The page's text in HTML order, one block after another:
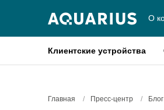
О
Клиентские устройства
Главная / Пресс-центр / Блог